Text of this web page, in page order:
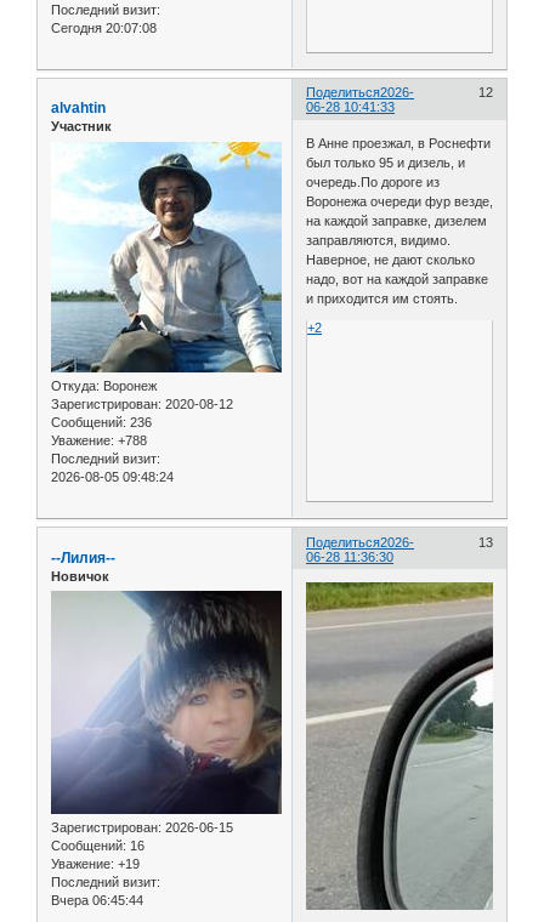
Последний визит:
Сегодня 20:07:08
Поделиться 12
2026-
06-28 10:41:33
alvahtin
Участник
Откуда: Воронеж
Зарегистрирован: 2020-08-12
Сообщений: 236
Уважение: +788
Последний визит:
2026-08-05 09:48:24
В Анне проезжал, в Роснефти
был только 95 и дизель, и
очередь.По дороге из
Воронежа очереди фур везде,
на каждой заправке, дизелем
заправляются, видимо.
Наверное, не дают сколько
надо, вот на каждой заправке
и приходится им стоять.
+2
Поделиться 13
2026-
06-28 11:36:30
--Лилия--
Новичок
Зарегистрирован: 2026-06-15
Сообщений: 16
Уважение: +19
Последний визит:
Вчера 06:45:44